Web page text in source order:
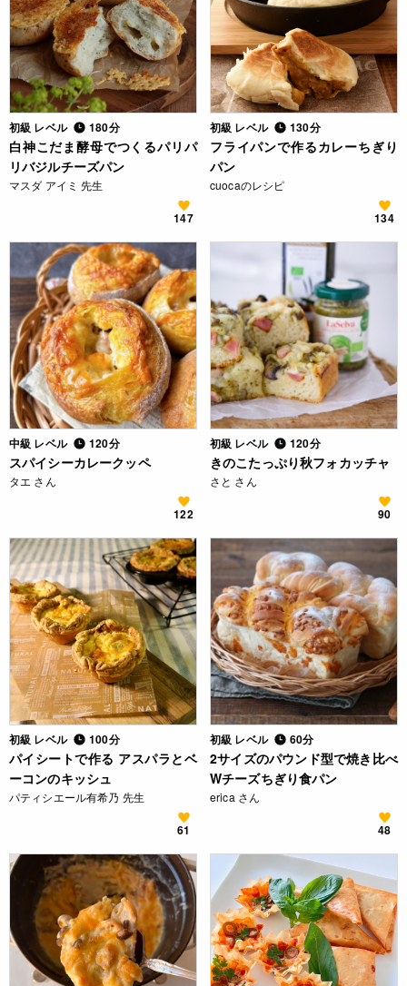
初級 レベル 180分
白神こだま酵母でつくるパリパ
リバジルチーズパン
マスダ アイミ 先生
147
初級 レベル 130分
フライパンで作るカレーちぎり
パン
cuocaのレシピ
134
中級 レベル 120分
スパイシーカレークッペ
タエ さん
122
初級 レベル 120分
きのこたっぷり秋フォカッチャ
さと さん
90
初級 レベル 100分
パイシートで作る アスパラとベ
ーコンのキッシュ
パティシエール有希乃 先生
61
初級 レベル 60分
2サイズのパウンド型で焼き比べ
Wチーズちぎり食パン
erica さん
48